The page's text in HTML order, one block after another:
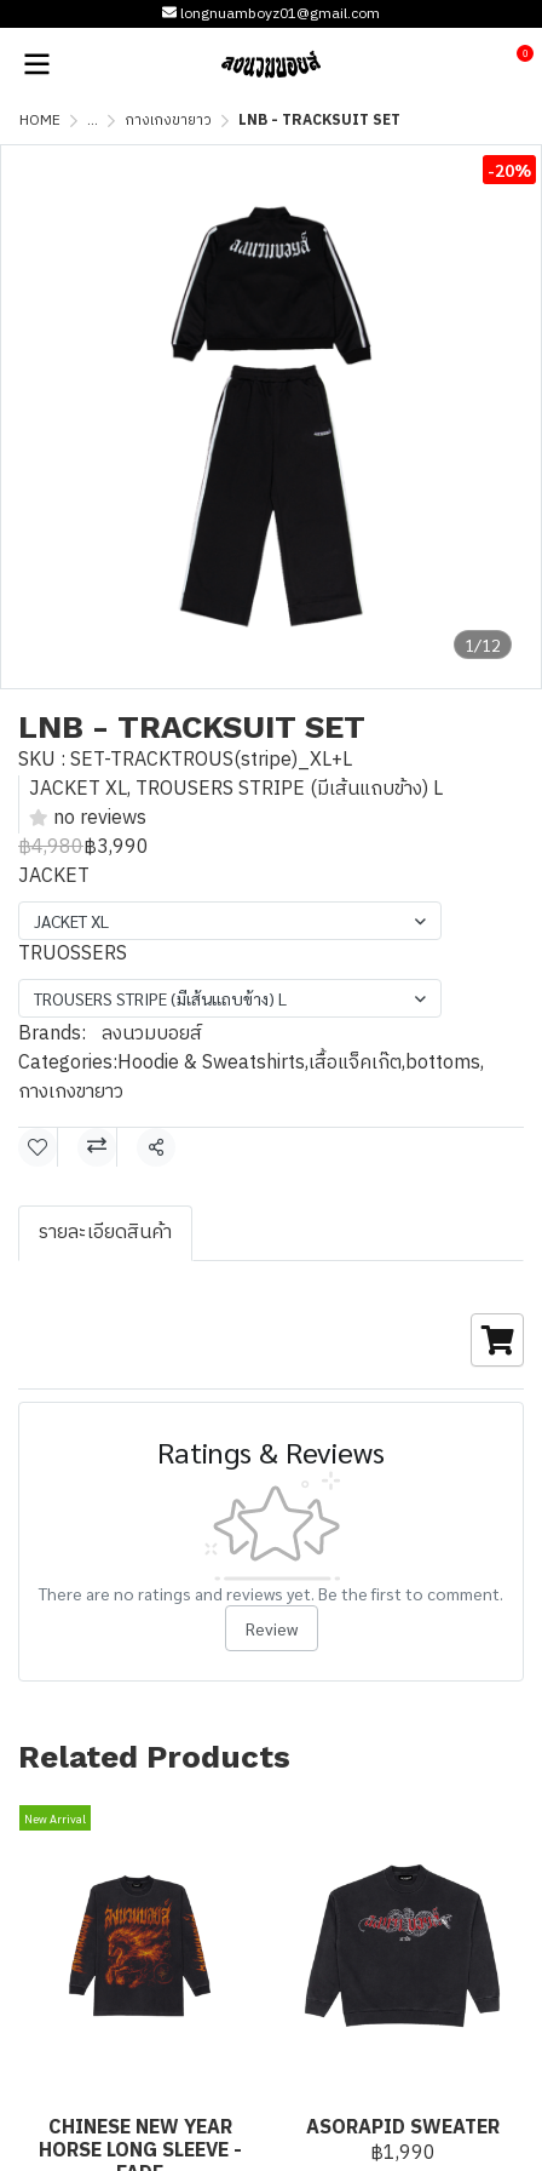
longnuamboyz01@gmail.com
0
HOME ... กางเกงขายาว LNB - TRACKSUIT SET
1/12
-20%
LNB - TRACKSUIT SET
SKU : SET-TRACKTROUS(stripe)_XL+L
JACKET XL, TROUSERS STRIPE (มีเส้นแถบข้าง) L
no reviews
฿4,980฿3,990
JACKET
JACKET XL
TRUOSSERS
TROUSERS STRIPE (มีเส้นแถบข้าง) L
Brands: ลงนวมบอยส์
Categories:Hoodie & Sweatshirts,เสื้อแจ็คเก๊ต,bottoms,
กางเกงขายาว
Share
รายละเอียดสินค้า
Ratings & Reviews
There are no ratings and reviews yet. Be the first to comment.
Review
Related Products
New Arrival
CHINESE NEW YEAR
HORSE LONG SLEEVE -
ASORAPID SWEATER
฿1,990